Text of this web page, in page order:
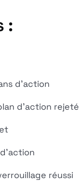
:
d'action
d'action rejeté
réussi